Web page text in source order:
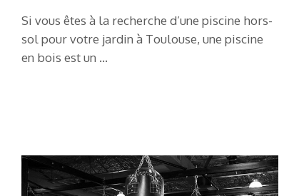
Si vous êtes à la recherche d’une piscine hors-
sol pour votre jardin à Toulouse, une piscine
en bois est un …